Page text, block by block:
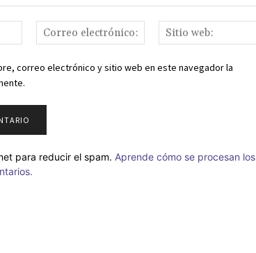
Nombre:
Correo
electrónico:
correo electrónico y sitio web en este navegador la
para reducir el spam. Aprende cómo se procesan los